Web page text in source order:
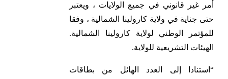
أمر غير قانوني في جميع الولايات ، ويعتبر
حتى جناية في ولاية كارولينا الشمالية ، وفقا
للمؤتمر الوطني لولاية كارولينا الشمالية.
الهيئات التشريعية للولاية.
“استنادا إلى العدد الهائل من بطاقات